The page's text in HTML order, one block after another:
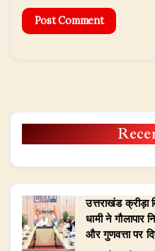
उत्तराखंड क्रीड़ा
धामी ने गौलापार
और गुणवत्ता पर